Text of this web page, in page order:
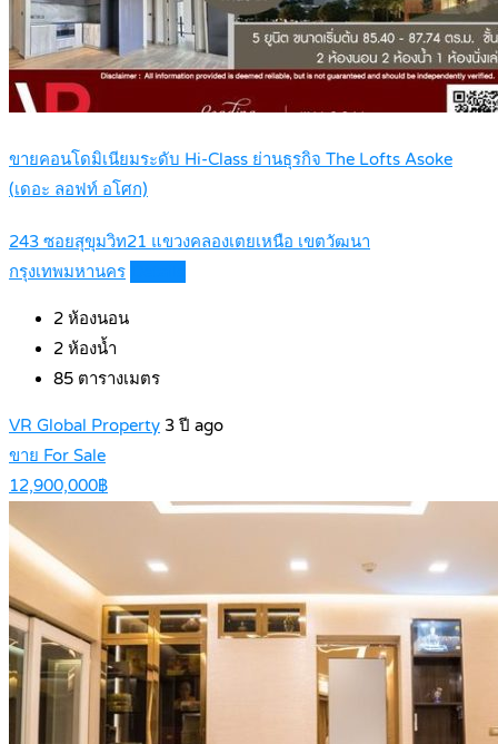
ขายคอนโดมิเนียมระดับ Hi-Class ย่านธุรกิจ The Lofts Asoke
(เดอะ ลอฟท์ อโศก)
243 ซอยสุขุมวิท21 แขวงคลองเตยเหนือ เขตวัฒนา
กรุงเทพมหานคร
2 ห้องนอน
2 ห้องน้ำ
85 ตารางเมตร
VR Global Property 3 ปี ago
ขาย For Sale
12,900,000฿